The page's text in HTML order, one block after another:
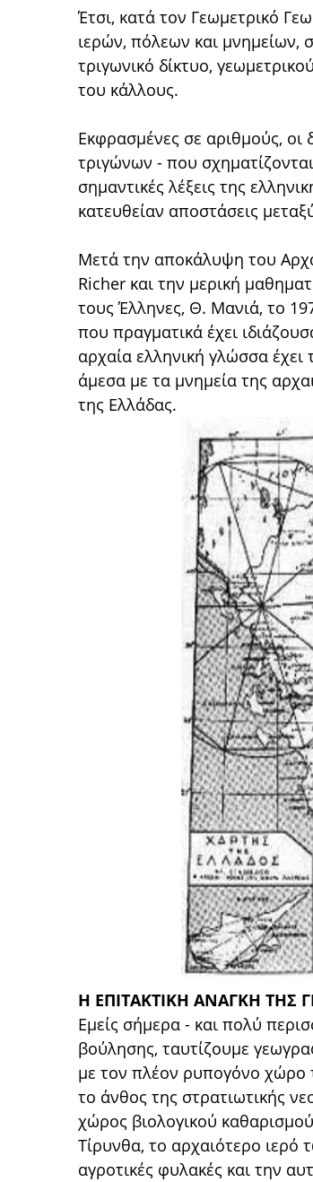
Έτσι, κατά τον Γεωμετρικό
ιερών, πόλεων και μνημείων,
τριγωνικό δίκτυο,
του κάλλους.
Εκφρασμένες σε αριθμούς,
τριγώνων - που
σημαντικές λέξεις της
κατευθείαν αποστάσεις
Μετά την αποκάλυψη του
Richer και την μερική
τους Έλληνες, Θ. Μανιά, το
που πραγματικά έχει
αρχαία ελληνική γλώσσα έχει
άμεσα με τα μνημεία της
της Ελλάδας.
Η ΕΠΙΤΑΚΤΙΚΗ ΑΝΑΓΚΗ ΤΗΣ
Εμείς σήμερα - και πολύ
βούλησης, ταυτίζουμε
με τον πλέον ρυπογόνο χώρο
το άνθος της στρατιωτικής
χώρος βιολογικού
Τίρυνθα, το αρχαιότερο ιερό
αγροτικές φυλακές και την